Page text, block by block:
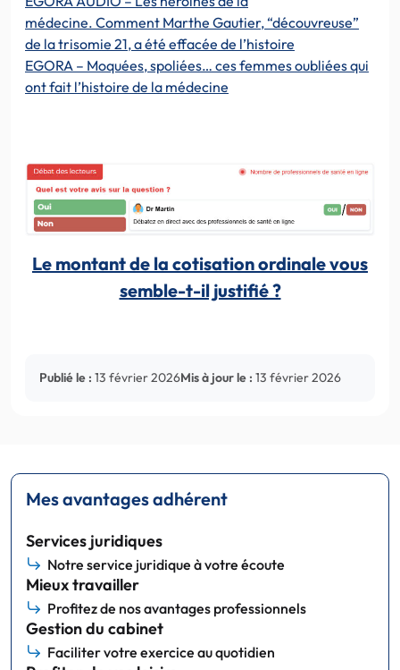
médecine. Comment Marthe Gautier, “découvreuse”
de la trisomie 21, a été effacée de l’histoire
EGORA – Moquées, spoliées… ces femmes oubliées qui
ont fait l’histoire de la médecine
Le montant de la cotisation ordinale vous
semble-t-il justifié ?
Publié le : 13 février 2026Mis à jour le : 13 février 2026
Mes avantages adhérent
Services juridiques
Notre service juridique à votre écoute
Mieux travailler
Profitez de nos avantages professionnels
Gestion du cabinet
Faciliter votre exercice au quotidien